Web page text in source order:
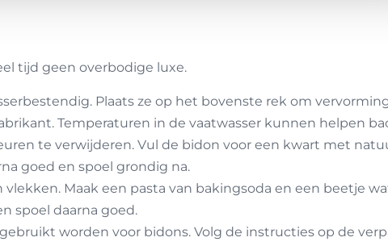
tijd geen overbodige luxe.
Plaats ze op het bovenste rek om
Temperaturen in de vaatwasser kunnen helpen
te verwijderen. Vul de bidon voor een kwart met
goed en spoel grondig na.
Maak een pasta van bakingsoda en een beetje
spoel daarna goed.
worden voor bidons. Volg de instructies op de